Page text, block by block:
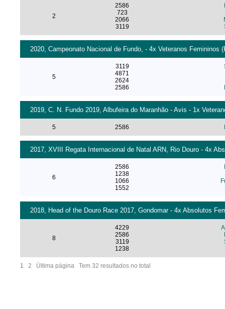
2
2586
723
2066
3119
2020, Campeonato Nacional de Fundo, - 4x Veteranos Femininos
5
3119
4871
2624
2586
2019, C. N. Fundo 2019, Albufeira do Maranhão - Avis - 1x
5 2586
2017, XVIII Regata Internacional de Natal ARN, Rio Douro - 4x
6
2586
1238
1066
1552
2018, Head of the Douro Race 2017, Gondomar - 4x Absolutos
8
4229
2586
3119
1238
1 2 Última página Tem 32 resultados no total